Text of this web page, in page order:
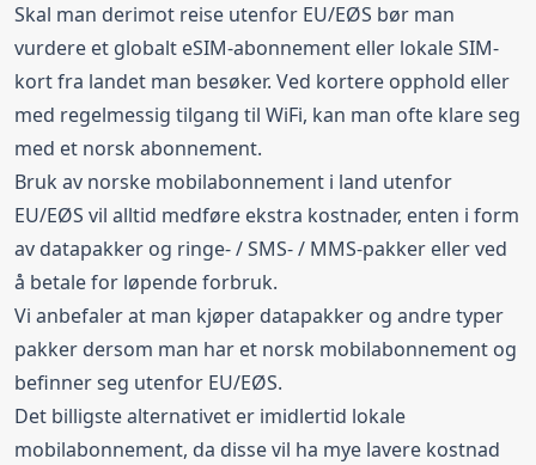
Skal man derimot reise utenfor EU/EØS bør man
vurdere et globalt eSIM-abonnement eller lokale SIM-
kort fra landet man besøker. Ved kortere opphold eller
med regelmessig tilgang til WiFi, kan man ofte klare seg
med et norsk abonnement.
Bruk av norske mobilabonnement i land utenfor
EU/EØS vil alltid medføre ekstra kostnader, enten i form
av datapakker og ringe- / SMS- / MMS-pakker eller ved
å betale for løpende forbruk.
Vi anbefaler at man kjøper datapakker og andre typer
pakker dersom man har et norsk mobilabonnement og
befinner seg utenfor EU/EØS.
Det billigste alternativet er imidlertid lokale
mobilabonnement, da disse vil ha mye lavere kostnad